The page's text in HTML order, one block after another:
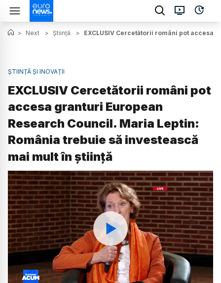
> Next > Știință > EXCLUSIV Cercetătorii români pot accesa
ȘTIINȚĂ ȘI INOVAȚII
EXCLUSIV Cercetătorii români pot
accesa granturi European
Research Council. Maria Leptin:
România trebuie să investească
mai mult în știință
Watch